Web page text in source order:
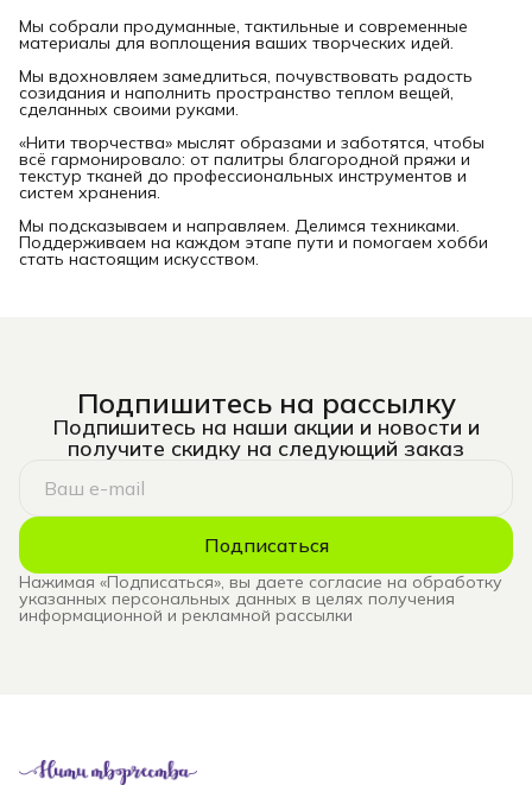
Мы собрали продуманные, тактильные и современные
материалы для воплощения ваших творческих идей.
Мы вдохновляем замедлиться, почувствовать радость
созидания и наполнить пространство теплом вещей,
сделанных своими руками.
«Нити творчества» мыслят образами и заботятся, чтобы
всё гармонировало: от палитры благородной пряжи и
текстур тканей до профессиональных инструментов и
систем хранения.
Мы подсказываем и направляем. Делимся техниками.
Поддерживаем на каждом этапе пути и помогаем хобби
стать настоящим искусством.
Подпишитесь на рассылку
Подпишитесь на наши акции и новости и
получите скидку на следующий заказ
Подписаться
Нажимая «Подписаться», вы даете согласие на обработку
указанных персональных данных в целях получения
информационной и рекламной рассылки